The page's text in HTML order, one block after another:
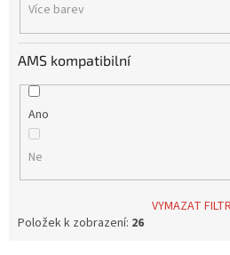
Více barev
AMS kompatibilní
Ano
Ne
VYMAZAT
Položek k zobrazení: 26